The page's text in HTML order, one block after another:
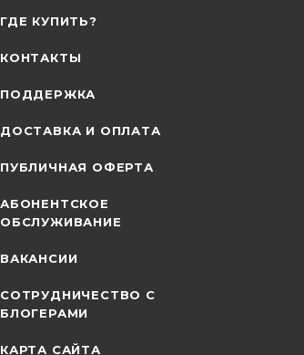
ГДЕ КУПИТЬ?
КОНТАКТЫ
ПОДДЕРЖКА
ДОСТАВКА И ОПЛАТА
ПУБЛИЧНАЯ ОФЕРТА
АБОНЕНТСКОЕ
ОБСЛУЖИВАНИЕ
ВАКАНСИИ
СОТРУДНИЧЕСТВО С
БЛОГЕРАМИ
КАРТА САЙТА